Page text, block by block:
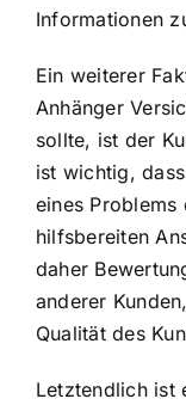
Informationen
Ein weiterer
Anhänger
sollte, ist der
ist wichtig,
eines Problems
hilfsbereiten
daher
anderer
Qualität des
Letztendlich ist